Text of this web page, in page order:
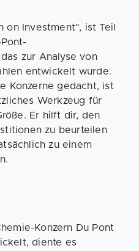
on Investment", ist Teil
zur Analyse von
entwickelt wurde.
Konzerne gedacht, ist
Werkzeug für
Er hilft dir, den
zu beurteilen
zu einem
Konzern Du Pont
diente es